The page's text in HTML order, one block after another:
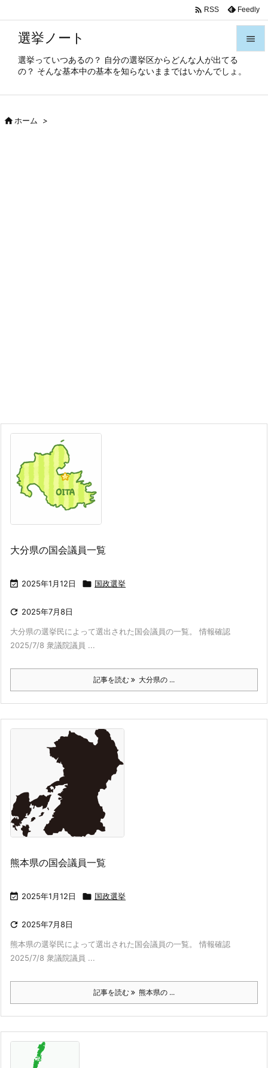
選挙ノート
選挙っていつあるの？ 自分の選挙区からどんな人が出てる
の？ そんな基本中の基本を知らないままではいかんでしょ。


 RSS Feedly
ホーム >
大分県の国会議員一覧
 2025年1月12日  国政選挙
 2025年7月8日
大分県の選挙民によって選出された国会議員の一覧。 情報確認
2025/7/8 衆議院議員 ...
記事を読む 大分県の ...
熊本県の国会議員一覧
 2025年1月12日  国政選挙
 2025年7月8日
熊本県の選挙民によって選出された国会議員の一覧。 情報確認
2025/7/8 衆議院議員 ...
記事を読む 熊本県の ...